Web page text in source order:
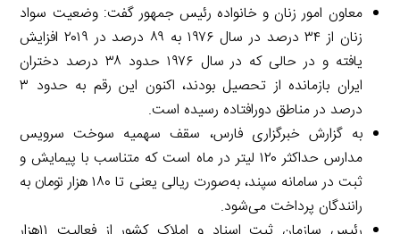
معاون امور زنان و خانواده رئیس جمهور گفت: وضعیت سواد
زنان از ۳۴ درصد در سال ۱۹۷۶ به ۸۹ درصد در ۲۰۱۹ افزایش
یافته و در حالی که در سال ۱۹۷۶ حدود ۳۸ درصد دختران
ایران بازمانده از تحصیل بودند، اکنون این رقم به حدود ۳
درصد در مناطق دورافتاده رسیده است.
به گزارش خبرگزاری فارس، سقف سهمیه سوخت سرویس
مدارس حداکثر ۱۲۰ لیتر در ماه است که متناسب با پیمایش و
ثبت در سامانه سپند، به‌صورت ریالی یعنی تا ۱۸۰ هزار تومان به
رانندگان پرداخت می‌شود.